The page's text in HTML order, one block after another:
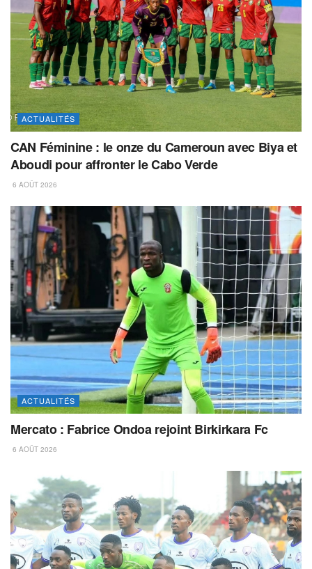
ACTUALITÉS
CAN Féminine : le onze du Cameroun avec Biya et
Aboudi pour affronter le Cabo Verde
6 AOÛT 2026
ACTUALITÉS
Mercato : Fabrice Ondoa rejoint Birkirkara Fc
6 AOÛT 2026